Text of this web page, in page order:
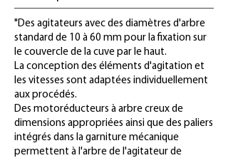
"Des agitateurs avec des diamètres d'arbre
standard de 10 à 60 mm pour la fixation sur
le couvercle de la cuve par le haut.
La conception des éléments d'agitation et
les vitesses sont adaptées individuellement
aux procédés.
Des motoréducteurs à arbre creux de
dimensions appropriées ainsi que des paliers
intégrés dans la garniture mécanique
permettent à l'arbre de l'agitateur de